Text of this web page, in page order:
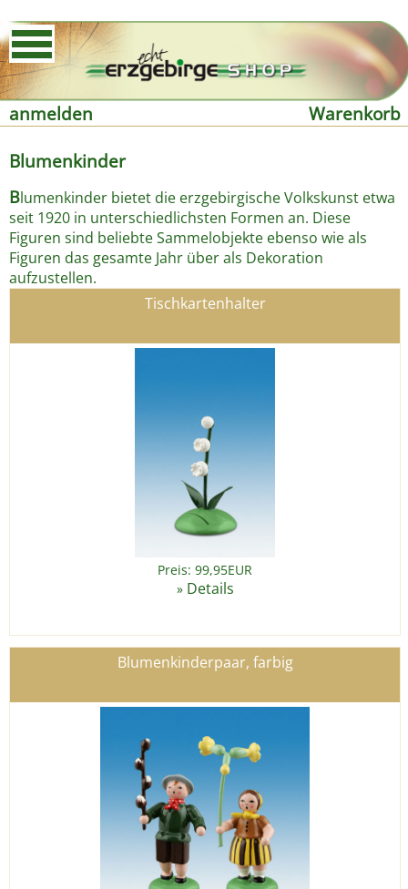
anmelden
Warenkorb
Blumenkinder
Blumenkinder bietet die erzgebirgische Volkskunst etwa
seit 1920 in unterschiedlichsten Formen an. Diese
Figuren sind beliebte Sammelobjekte ebenso wie als
Figuren das gesamte Jahr über als Dekoration
aufzustellen.
Tischkartenhalter
Preis: 99,95EUR
» Details
Blumenkinderpaar, farbig